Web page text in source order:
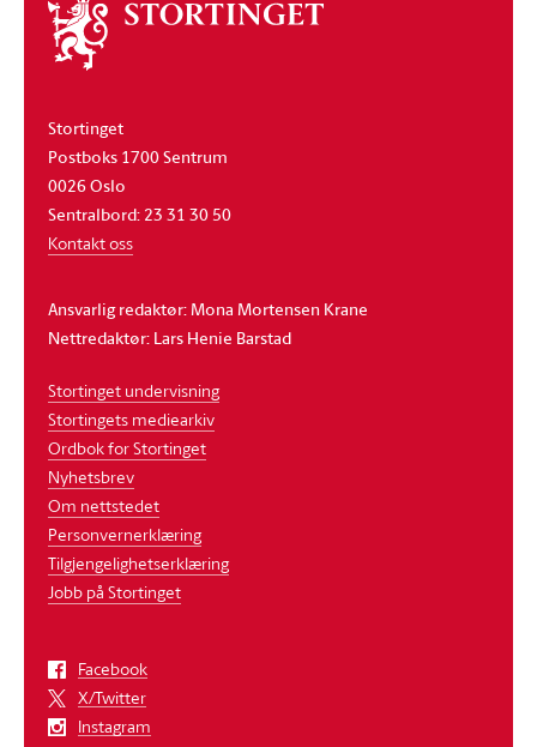
Om
stortinget
Stortinget
Postboks 1700 Sentrum
0026 Oslo
Sentralbord: 23 31 30 50
Kontakt oss
Ansvarlig redaktør: Mona Mortensen Krane
Nettredaktør: Lars Henie Barstad
Stortinget undervisning
Stortingets mediearkiv
Ordbok for Stortinget
Nyhetsbrev
Om nettstedet
Personvernerklæring
Tilgjengelighetserklæring
Jobb på Stortinget
Facebook
X/Twitter
Instagram